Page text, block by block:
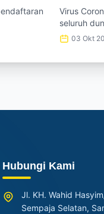
Virus
seluruh
03 Okt
Hubungi Kami
Jl. KH. Wahid
Sempaja Selatan,